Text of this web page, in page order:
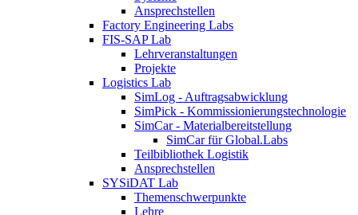
Ansprechstellen
Factory Engineering Labs
FIS-SAP Lab
Lehrveranstaltungen
Projekte
Logistics Lab
SimLog - Auftragsabwicklung
SimPick - Kommissionierungstechnologie
SimCar - Materialbereitstellung
SimCar für Global.Labs
Teilbibliothek Logistik
Ansprechstellen
SYSiDAT Lab
Themenschwerpunkte
Lehre